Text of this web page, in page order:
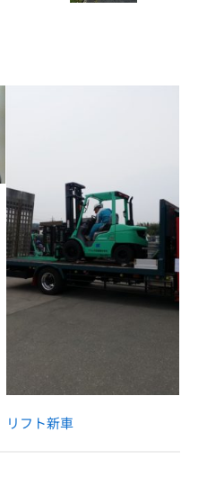
リフト新車